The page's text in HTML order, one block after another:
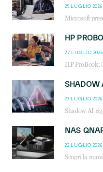
29 LUGLIO 2026
27 LUGLIO 2026
23 LUGLIO 2026
22 LUGLIO 2026